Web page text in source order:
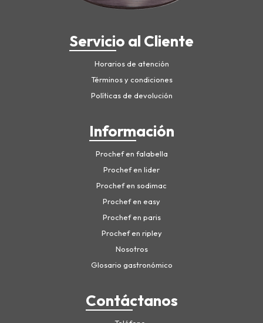
Servicio al Cliente
Horarios de atención
Términos y condiciones
Políticas de devolución
Información
Prochef en falabella
Prochef en lider
Prochef en sodimac
Prochef en easy
Prochef en paris
Prochef en ripley
Nosotros
Glosario gastronómico
Contáctanos